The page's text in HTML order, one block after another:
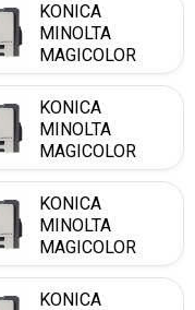
KONICA
MINOLTA
MAGICOLOR
5550 DTH
KONICA
MINOLTA
MAGICOLOR
5570
KONICA
MINOLTA
MAGICOLOR
5570 DH
KONICA